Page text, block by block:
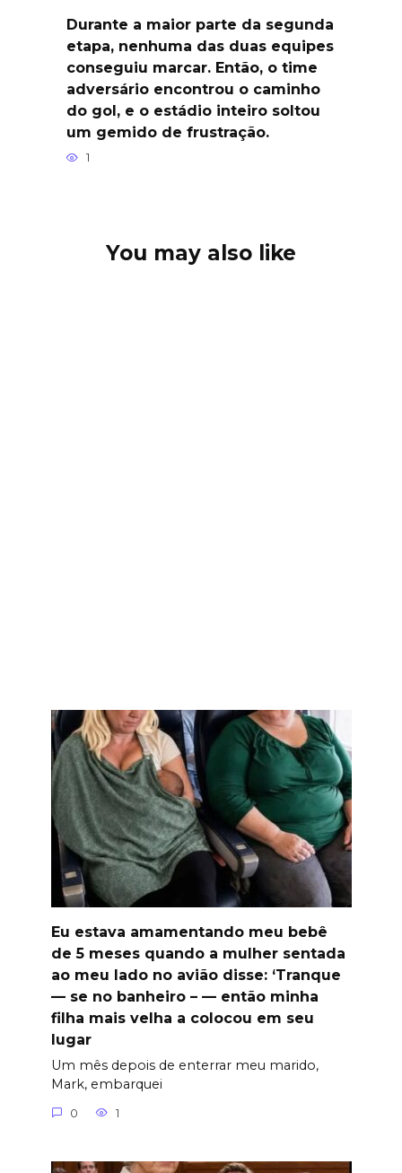
Durante a maior parte da segunda
etapa, nenhuma das duas equipes
conseguiu marcar. Então, o time
adversário encontrou o caminho
do gol, e o estádio inteiro soltou
um gemido de frustração.
1
You may also like
Eu estava amamentando meu bebê
de 5 meses quando a mulher sentada
ao meu lado no avião disse: ‘Tranque
— se no banheiro – — então minha
filha mais velha a colocou em seu
lugar
Um mês depois de enterrar meu marido,
Mark, embarquei
0 1